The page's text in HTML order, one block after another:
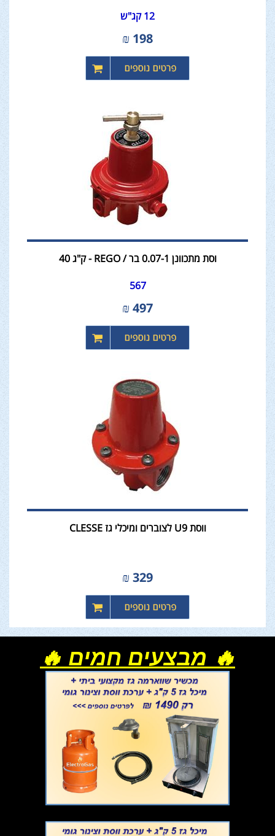
12 קג"ש
198
₪
וסת מתכוונן 0.07-1 בר / REGO - ק"ג 40
567
497
₪
ווסת U9 לצוברים ומיכלי גז CLESSE
329
₪
🔥 מבצעים חמים 🔥